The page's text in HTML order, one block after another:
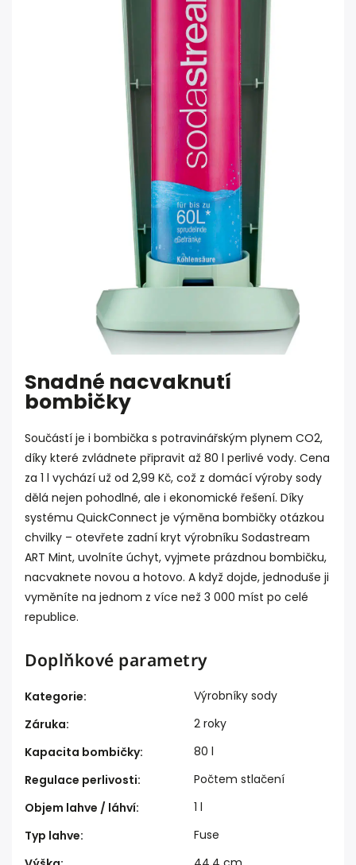
Snadné nacvaknutí
bombičky
Součástí je i bombička s potravinářským plynem CO2,
díky které zvládnete připravit až 80 l perlivé vody. Cena
za 1 l vychází už od 2,99 Kč, což z domácí výroby sody
dělá nejen pohodlné, ale i ekonomické řešení. Díky
systému QuickConnect je výměna bombičky otázkou
chvilky – otevřete zadní kryt výrobníku Sodastream
ART Mint, uvolníte úchyt, vyjmete prázdnou bombičku,
nacvaknete novou a hotovo. A když dojde, jednoduše ji
vyměníte na jednom z více než 3 000 míst po celé
republice.
Doplňkové parametry
Kategorie:
Výrobníky sody
Záruka:
2 roky
Kapacita bombičky:
80 l
Regulace perlivosti:
Počtem stlačení
Objem lahve / láhví:
1 l
Typ lahve:
Fuse